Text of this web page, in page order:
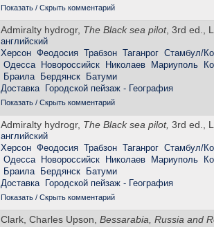
Показать / Скрыть комментарий
Admiralty hydrogr, The Black sea pilot, 3rd ed.,
английский
Херсон Феодосия Трабзон Таганрог Стамбул/
Одесса
Новороссийск Николаев Мариуполь
Браила
Бердянск
Батуми
Доставка
Городской пейзаж - География
Показать / Скрыть комментарий
Admiralty hydrogr, The Black sea pilot, 3rd ed.,
английский
Херсон Феодосия Трабзон Таганрог Стамбул/
Одесса
Новороссийск Николаев Мариуполь
Браила
Бердянск
Батуми
Доставка
Городской пейзаж - География
Показать / Скрыть комментарий
Clark, Charles Upson, Bessarabia, Russia and